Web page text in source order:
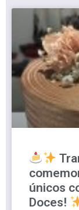
únicos
Doces!